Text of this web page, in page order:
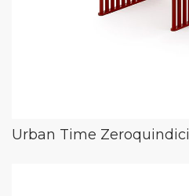
Urban Time